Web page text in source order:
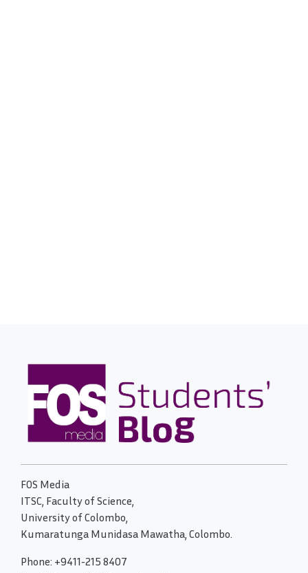
FOS Media
ITSC, Faculty of Science,
University of Colombo,
Kumaratunga Munidasa Mawatha, Colombo.
Phone: +9411-215 8407